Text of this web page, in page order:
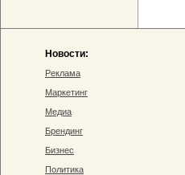
Новости:
Реклама
Маркетинг
Медиа
Брендинг
Бизнес
Политика